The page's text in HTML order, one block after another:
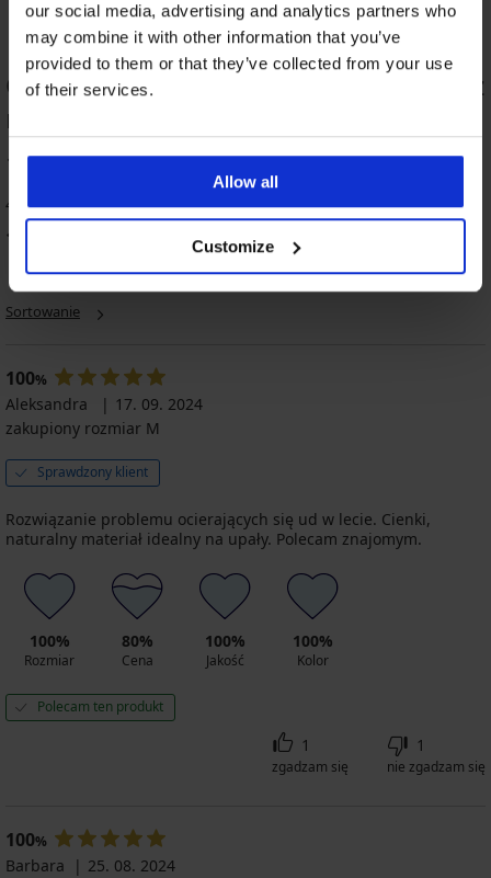
our social media, advertising and analytics partners who
may combine it with other information that you’ve
provided to them or that they’ve collected from your use
of their services.
Allow all
Customize
OCENA PRODUKTU Majtki Sara Purity z
nogawkami
100
4 klientów oceniło produkt
100 klientów poleca produkt
Sortowanie
100%
Aleksandra
17. 09. 2024
zakupiony rozmiar M
Sprawdzony klient
Rozwiązanie problemu ocierających się ud w lecie. Cienki,
naturalny materiał idealny na upały. Polecam znajomym.
100%
Rozmiar
80%
Cena
100%
Jakość
100%
Kolor
Polecam ten produkt
1
zgadzam się
1
nie zgadzam się
100%
Barbara
25. 08. 2024